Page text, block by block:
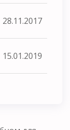
28.11.2017
15.01.2019